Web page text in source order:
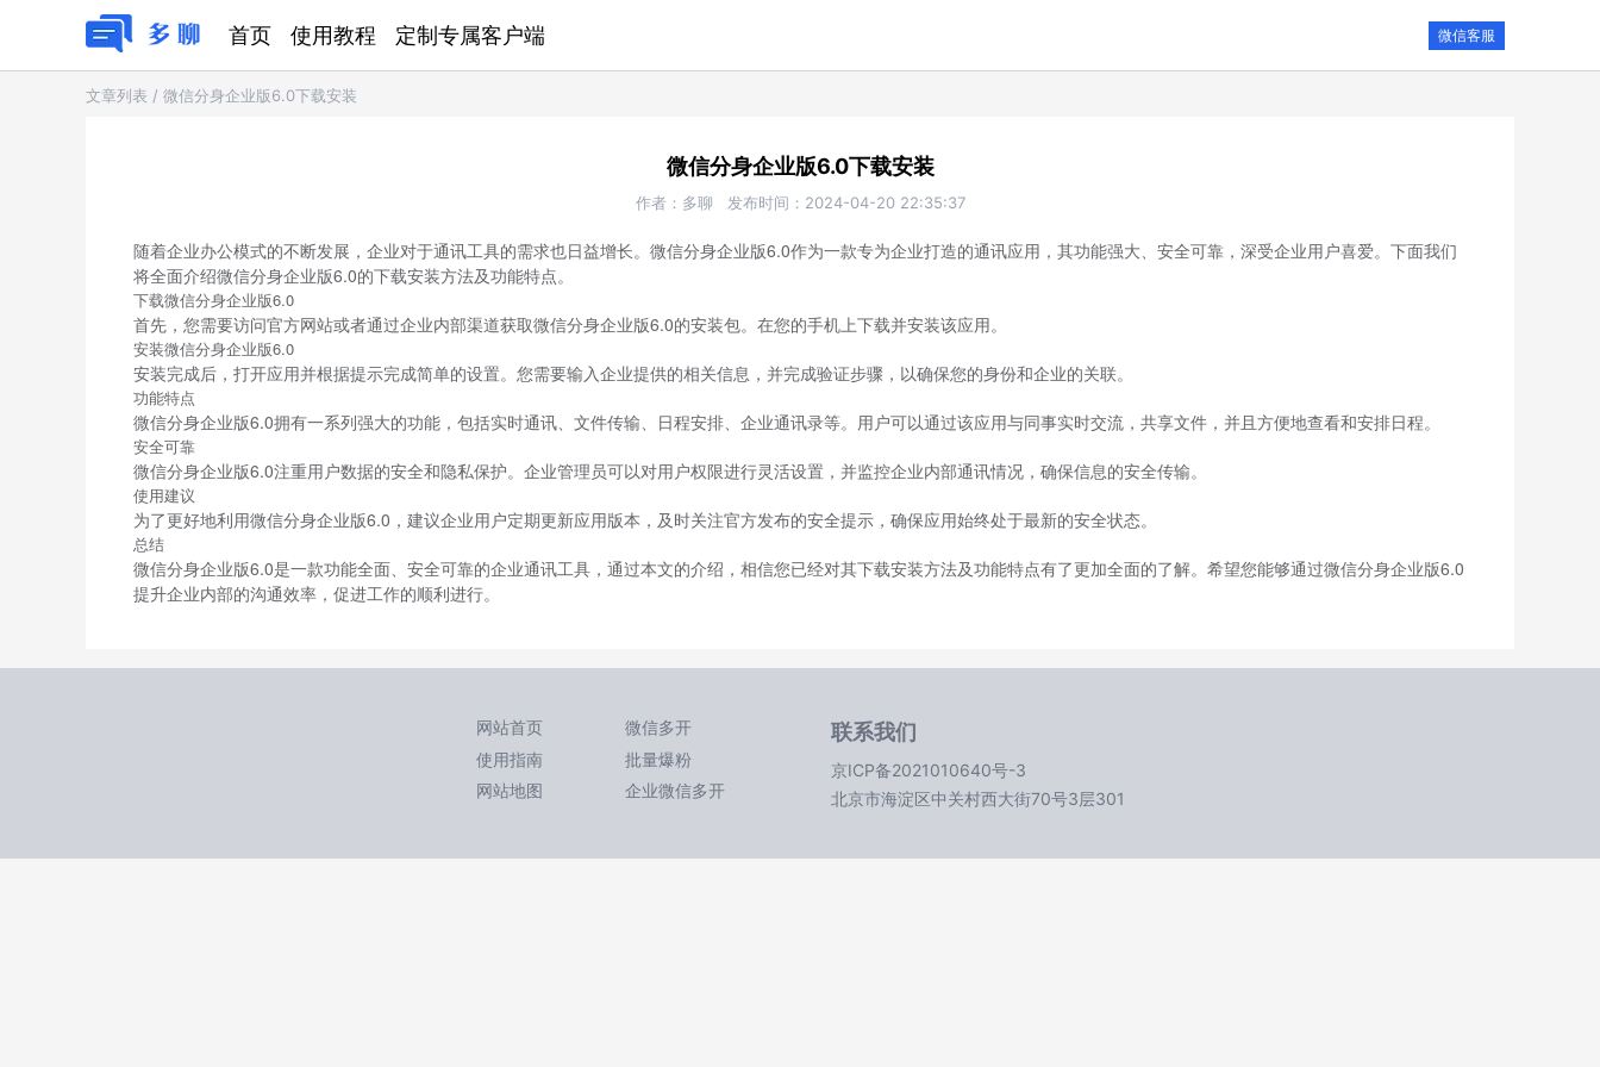
首页 使用教程 定制专属客户端 微信客服
文章列表 / 微信分身企业版6.0下载安装
微信分身企业版6.0下载安装
作者： 多聊 发布时间： 2024-04-20 22:35:37
随着企业办公模式的不断发展，企业对于通讯工具的需求也日益增长。微信分身企业版6.0作为一款专为企业打造的通讯应用，其功能强大、安全可靠，深受企业用户喜爱。下面我们
将全面介绍微信分身企业版6.0的下载安装方法及功能特点。
下载微信分身企业版6.0
首先，您需要访问官方网站或者通过企业内部渠道获取微信分身企业版6.0的安装包。在您的手机上下载并安装该应用。
安装微信分身企业版6.0
安装完成后，打开应用并根据提示完成简单的设置。您需要输入企业提供的相关信息，并完成验证步骤，以确保您的身份和企业的关联。
功能特点
微信分身企业版6.0拥有一系列强大的功能，包括实时通讯、文件传输、日程安排、企业通讯录等。用户可以通过该应用与同事实时交流，共享文件，并且方便地查看和安排日程。
安全可靠
微信分身企业版6.0注重用户数据的安全和隐私保护。企业管理员可以对用户权限进行灵活设置，并监控企业内部通讯情况，确保信息的安全传输。
使用建议
为了更好地利用微信分身企业版6.0，建议企业用户定期更新应用版本，及时关注官方发布的安全提示，确保应用始终处于最新的安全状态。
总结
微信分身企业版6.0是一款功能全面、安全可靠的企业通讯工具，通过本文的介绍，相信您已经对其下载安装方法及功能特点有了更加全面的了解。希望您能够通过微信分身企业版6.0
提升企业内部的沟通效率，促进工作的顺利进行。
网站首页
微信多开
使用指南
批量爆粉
网站地图
企业微信多开
联系我们
京ICP备2021010640号-3
北京市海淀区中关村西大街70号3层301